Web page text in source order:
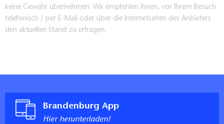
keine Gewähr übernehmen. Wir empfehlen Ihnen, vor Ihrem Besuch
telefonisch / per E-Mail oder über die Internetseiten des Anbieters
den aktuellen Stand zu erfragen.
Brandenburg App
Hier herunterladen!